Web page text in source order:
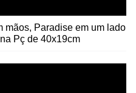
mãos, Paradise em um lado
Pç de 40x19cm